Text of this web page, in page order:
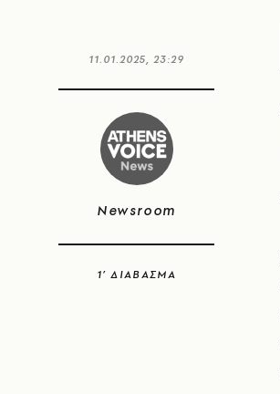
11.01.2025, 23:29
Newsroom
1’ ΔΙΑΒΑΣΜΑ